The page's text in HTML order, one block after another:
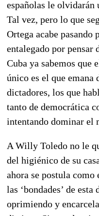
españolas le olvidarán
Tal vez, pero lo que
Ortega acabe pasando
entalegado por pensar
Cuba ya sabemos que
único es el que emana
dictadores, los que
tanto de democrática
intentando dominar el
A Willy Toledo no le
del higiénico de su
ahora se postula
las ‘bondades’ de
oprimiendo y